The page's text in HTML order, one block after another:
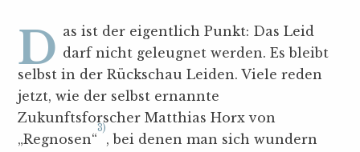
Das ist der eigentlich Punkt: Das Leid darf nicht geleugnet werden. Es bleibt
selbst in der Rückschau Leiden. Viele reden
jetzt, wie der selbst ernannte
Zukunftsforscher Matthias Horx von
„Regnosen“
3)
, bei denen man sich wundern